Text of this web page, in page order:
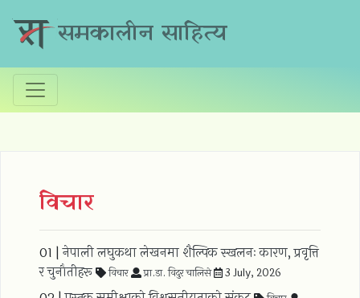
समकालीन साहित्य
विचार
01 |नेपाली लघुकथा लेखनमा शैल्पिक स्खलनः कारण, प्रवृत्ति
र चुनौतीहरू
विचार प्रा.डा. विदुर चालिसे 3 July, 2026